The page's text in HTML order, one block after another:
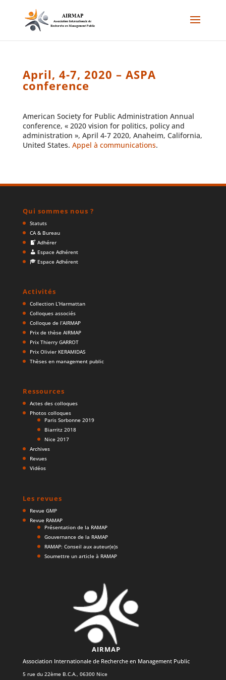
April, 4-7, 2020 – ASPA
conference
American Society for Public Administration Annual
conference, « 2020 vision for politics, policy and
administration », April 4-7 2020, Anaheim, California,
United States. Appel à communications.
Qui sommes nous ?
Statuts
CA & Bureau
Adhérer
Espace Adhérent
Espace Adhérent
Activités
Collection L’Harmattan
Colloques associés
Colloque de l’AIRMAP
Prix de thèse AIRMAP
Prix Thierry GARROT
Prix Olivier KERAMIDAS
Thèses en management public
Ressources
Actes des colloques
Photos colloques
Paris Sorbonne 2019
Biarritz 2018
Nice 2017
Archives
Revues
Vidéos
Les revues
Revue GMP
Revue RAMAP
Présentation de la RAMAP
Gouvernance de la RAMAP
RAMAP: Conseil aux auteur(e)s
Soumettre un article à RAMAP
AIRMAP
Association Internationale de Recherche en Management Public
5 rue du 22ème B.C.A., 06300 Nice